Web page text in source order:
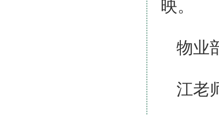
映。
物业
江老